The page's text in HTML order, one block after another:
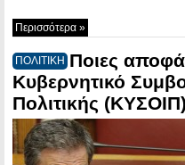
Περισσότερα »
ΠΟΛΙΤΙΚΗ Ποιες
Κυβερνητικό
Πολιτικής (ΚΥΣΟΙΠ)